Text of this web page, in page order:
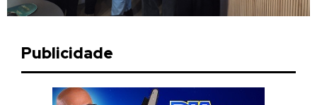
Publicidade